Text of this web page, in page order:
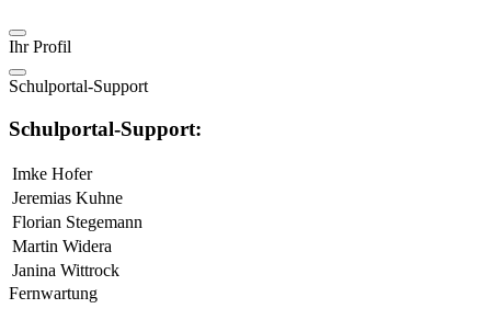
Ihr Profil
Schulportal-Support
Schulportal-Support:
Imke Hofer
Jeremias Kuhne
Florian Stegemann
Martin Widera
Janina Wittrock
Fernwartung